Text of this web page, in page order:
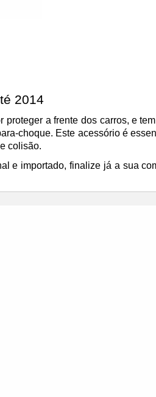
2014
proteger a frente dos carros, e
choque. Este acessório é
colisão.
e importado, finalize já a sua